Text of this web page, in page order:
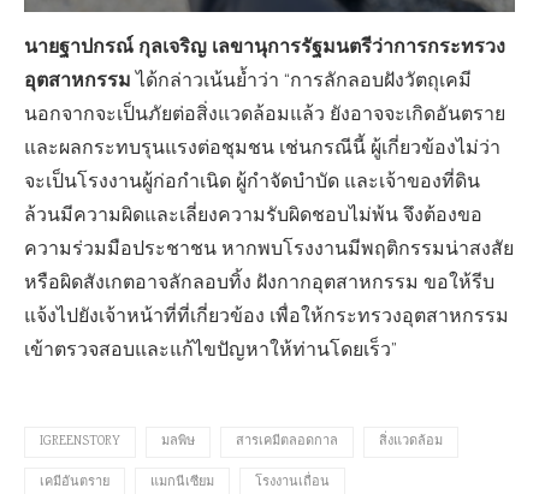
นายฐาปกรณ์ กุลเจริญ เลขานุการรัฐมนตรีว่าการกระทรวง
อุตสาหกรรมได้กล่าวเน้นย้ำว่า “การลักลอบฝังวัตถุเคมี
นอกจากจะเป็นภัยต่อสิ่งแวดล้อมแล้ว ยังอาจจะเกิดอันตราย
และผลกระทบรุนแรงต่อชุมชน เช่นกรณีนี้ ผู้เกี่ยวข้องไม่ว่า
จะเป็นโรงงานผู้ก่อกำเนิด ผู้กำจัดบำบัด และเจ้าของที่ดิน
ล้วนมีความผิดและเลี่ยงความรับผิดชอบไม่พ้น จึงต้องขอ
ความร่วมมือประชาชน หากพบโรงงานมีพฤติกรรมน่าสงสัย
หรือผิดสังเกตอาจลักลอบทิ้ง ฝังกากอุตสาหกรรม ขอให้รีบ
แจ้งไปยังเจ้าหน้าที่ที่เกี่ยวข้อง เพื่อให้กระทรวงอุตสาหกรรม
เข้าตรวจสอบและแก้ไขปัญหาให้ท่านโดยเร็ว”
IGREENSTORY มลพิษ สารเคมีตลอดกาล สิ่งแวดล้อม
เคมีอันตราย แมกนีเซียม โรงงานเถื่อน